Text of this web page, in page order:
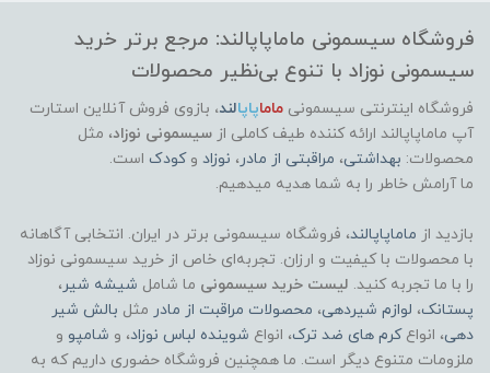
فروشگاه سیسمونی ماماپاپالند: مرجع برتر خرید
سیسمونی نوزاد با تنوع بی‌نظیر محصولات
فروشگاه اینترنتی سیسمونی ماماپاپالند، بازوی فروش آنلاین استارت
آپ ماماپاپالند ارائه کننده طیف کاملی از سیسمونی نوزاد، مثل
محصولات: بهداشتی، مراقبتی از مادر، نوزاد وکودک است.
ما آرامش خاطر را به شما هدیه میدهیم.
بازدید از ماماپاپالند، فروشگاه سیسمونی برتر در ایران. انتخابی آگاهانه
با محصولات با کیفیت و ارزان. تجربه‌ای خاص از خرید سیسمونی نوزاد
را با ما تجربه کنید. لیست خرید سیسمونی ما شامل شیشه شیر،
پستانک، لوازم شیردهی، محصولات مراقبت از مادر مثل بالش شیر
دهی، انواعکرم های ضد ترک، انواع شوینده لباس نوزاد، و شامپو و
ملزومات متنوع دیگر است. ما همچنین فروشگاه حضوری داریم که به